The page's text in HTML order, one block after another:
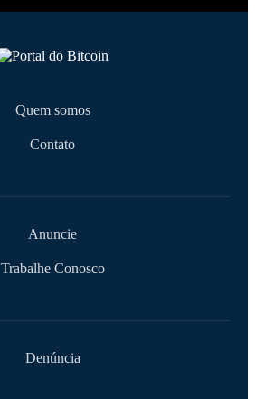
Quem somos
Contato
Anuncie
Trabalhe Conosco
Denúncia